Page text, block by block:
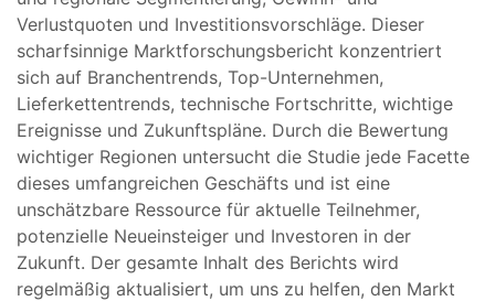
Verlustquoten und Investitionsvorschläge. Dieser
scharfsinnige Marktforschungsbericht konzentriert
sich auf Branchentrends, Top-Unternehmen,
Lieferkettentrends, technische Fortschritte, wichtige
Ereignisse und Zukunftspläne. Durch die Bewertung
wichtiger Regionen untersucht die Studie jede Facette
dieses umfangreichen Geschäfts und ist eine
unschätzbare Ressource für aktuelle Teilnehmer,
potenzielle Neueinsteiger und Investoren in der
Zukunft. Der gesamte Inhalt des Berichts wird
regelmäßig aktualisiert, um uns zu helfen, den Markt